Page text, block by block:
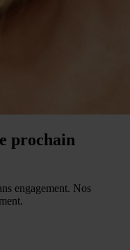
prochain
engagement. Nos